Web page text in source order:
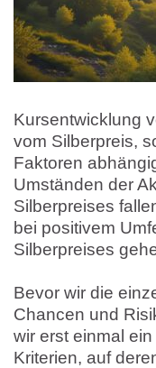
Kursentwicklung
vom Silberpreis,
Faktoren
Umständen der
Silberpreises
bei positivem
Silberpreises
Bevor wir die
Chancen und
wir erst einmal
Kriterien, auf